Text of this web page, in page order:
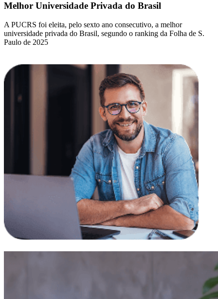
Melhor Universidade Privada do Brasil
A PUCRS foi eleita, pelo sexto ano consecutivo, a melhor
universidade privada do Brasil, segundo o ranking da Folha de S.
Paulo de 2025